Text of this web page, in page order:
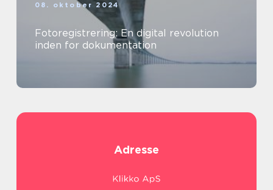
08. oktober 2024
Fotoregistrering: En digital revolution
inden for dokumentation
Adresse